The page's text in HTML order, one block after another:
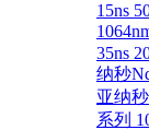
15ns
35ns
纳秒
亚纳
系列